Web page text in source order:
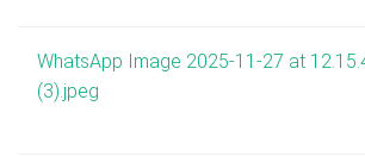
WhatsApp Image 2025-11-27 at
(3).jpeg